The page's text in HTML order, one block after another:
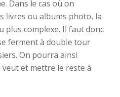
Dans le cas où on
livres ou albums photo, la
plus complexe. Il faut donc
ferment à double tour
On pourra ainsi
veut et mettre le reste à